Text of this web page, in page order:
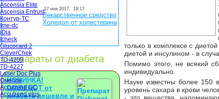
Ascensia Elite
Ascensia Entrust
Контур-ТС
Ime-dc
iDia
Icheck
Glucocard 2
CleverChek
TD-4209
TD-4227
Laser Doc Plus
Омелон
Accutrend GC
Accutrend plus
17 ноя 2017, 19:17
Лекарственное средство
Холедол от холестерина
Препараты от диабета
НОВИНКА!
DIABENOT от
диабета дешевле и
только в комплексе с
диетой и инсулином - в
Помимо этого, не всякий
индивидуально.
Науке известны более 150
уровень сахара в крови